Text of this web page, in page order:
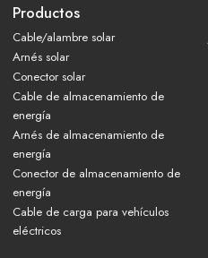
Productos
Cable/alambre solar
Arnés solar
Conector solar
Cable de almacenamiento de
energía
Arnés de almacenamiento de
energía
Conector de almacenamiento de
energía
Cable de carga para vehículos
eléctricos